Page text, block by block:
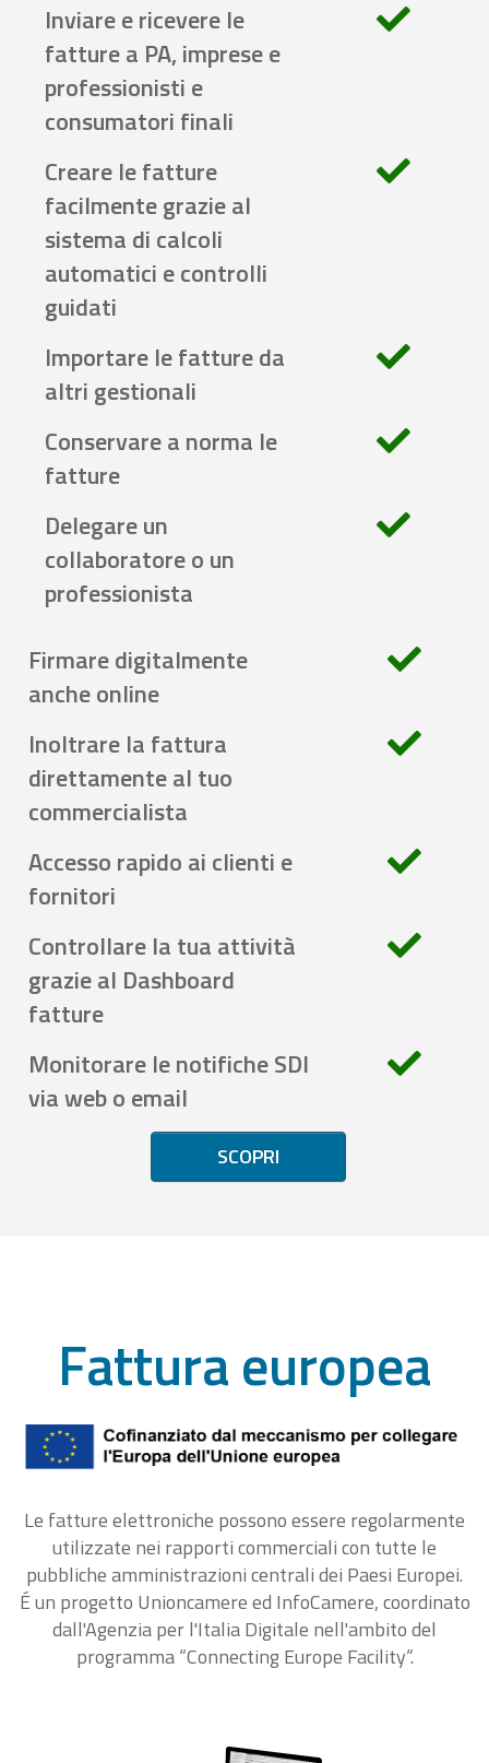
Inviare e ricevere le
fatture a PA, imprese e
professionisti e
consumatori finali
Creare le fatture
facilmente grazie al
sistema di calcoli
automatici e controlli
guidati
Importare le fatture da
altri gestionali
Conservare a norma le
fatture
Delegare un
collaboratore o un
professionista
Firmare digitalmente
anche online
Inoltrare la fattura
direttamente al tuo
commercialista
Accesso rapido ai clienti e
fornitori
Controllare la tua attività
grazie al Dashboard
fatture
Monitorare le notifiche SDI
via web o email
SCOPRI
Fattura europea
Le fatture elettroniche possono essere regolarmente
utilizzate nei rapporti commerciali con tutte le
pubbliche amministrazioni centrali dei Paesi Europei.
É un progetto Unioncamere ed InfoCamere, coordinato
dall'Agenzia per l'Italia Digitale nell'ambito del
programma “Connecting Europe Facility“.